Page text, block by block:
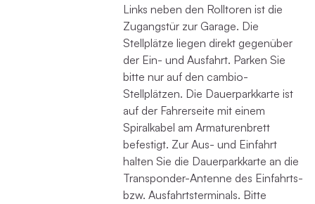
Links neben den Rolltoren ist die
Zugangstür zur Garage. Die
Stellplätze liegen direkt gegenüber
der Ein- und Ausfahrt. Parken Sie
bitte nur auf den cambio-
Stellplätzen. Die Dauerparkkarte ist
auf der Fahrerseite mit einem
Spiralkabel am Armaturenbrett
befestigt. Zur Aus- und Einfahrt
halten Sie die Dauerparkkarte an die
Transponder-Antenne des Einfahrts-
bzw. Ausfahrtsterminals. Bitte